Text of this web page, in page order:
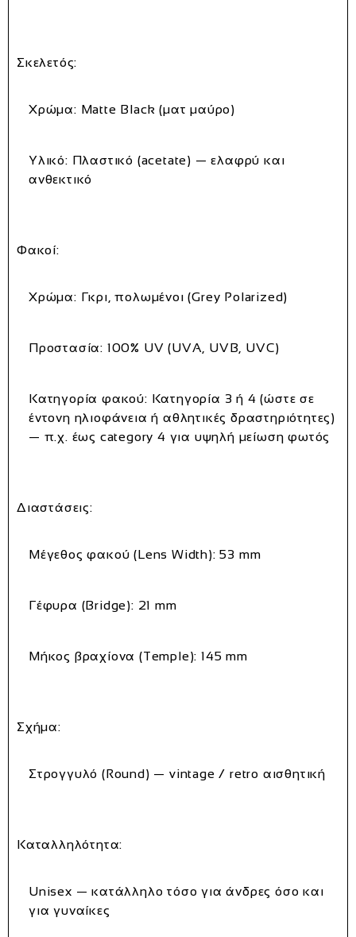
Σκελετός:
Χρώμα: Matte Black (ματ μαύρο)
Υλικό: Πλαστικό (acetate) — ελαφρύ και
ανθεκτικό
Φακοί:
Χρώμα: Γκρι, πολωμένοι (Grey Polarized)
Προστασία: 100% UV (UVA, UVB, UVC)
Κατηγορία φακού: Κατηγορία 3 ή 4 (ώστε σε
έντονη ηλιοφάνεια ή αθλητικές δραστηριότητες)
— π.χ. έως category 4 για υψηλή μείωση φωτός
Διαστάσεις:
Μέγεθος φακού (Lens Width): 53 mm
Γέφυρα (Bridge): 21 mm
Μήκος βραχίονα (Temple): 145 mm
Σχήμα:
Στρογγυλό (Round) — vintage / retro αισθητική
Καταλληλότητα:
Unisex — κατάλληλο τόσο για άνδρες όσο και
για γυναίκες